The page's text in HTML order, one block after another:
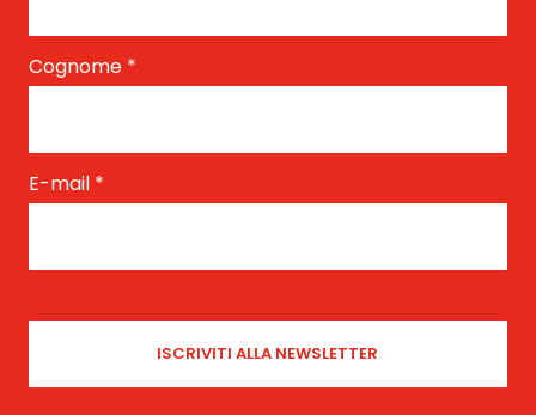
Cognome *
E-mail *